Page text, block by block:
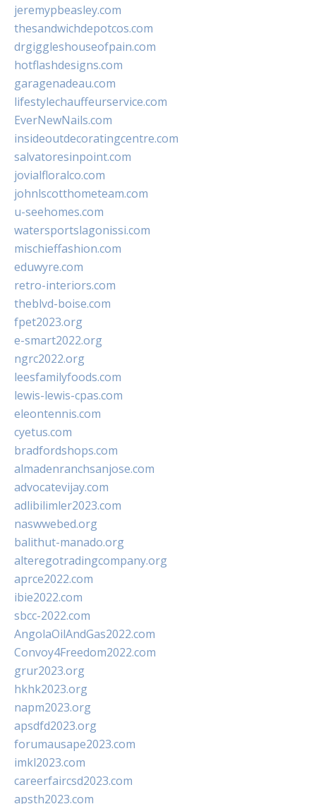
jeremypbeasley.com
thesandwichdepotcos.com
drgiggleshouseofpain.com
hotflashdesigns.com
garagenadeau.com
lifestylechauffeurservice.com
EverNewNails.com
insideoutdecoratingcentre.com
salvatoresinpoint.com
jovialfloralco.com
johnlscotthometeam.com
u-seehomes.com
watersportslagonissi.com
mischieffashion.com
eduwyre.com
retro-interiors.com
theblvd-boise.com
fpet2023.org
e-smart2022.org
ngrc2022.org
leesfamilyfoods.com
lewis-lewis-cpas.com
eleontennis.com
cyetus.com
bradfordshops.com
almadenranchsanjose.com
advocatevijay.com
adlibilimler2023.com
naswwebed.org
balithut-manado.org
alteregotradingcompany.org
aprce2022.com
ibie2022.com
sbcc-2022.com
AngolaOilAndGas2022.com
Convoy4Freedom2022.com
grur2023.org
hkhk2023.org
napm2023.org
apsdfd2023.org
forumausape2023.com
imkl2023.com
careerfaircsd2023.com
apsth2023.com